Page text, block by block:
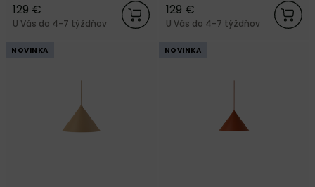
lakovaného kovu tehlovej
oranžovej farby od značky
129 €
U Vás do 4-7 týždňov
lakovaného kovu hnedej farby
od značky Micadoni.
129 €
U Vás do 4-7 týždňov
NOVINKA NOVINKA